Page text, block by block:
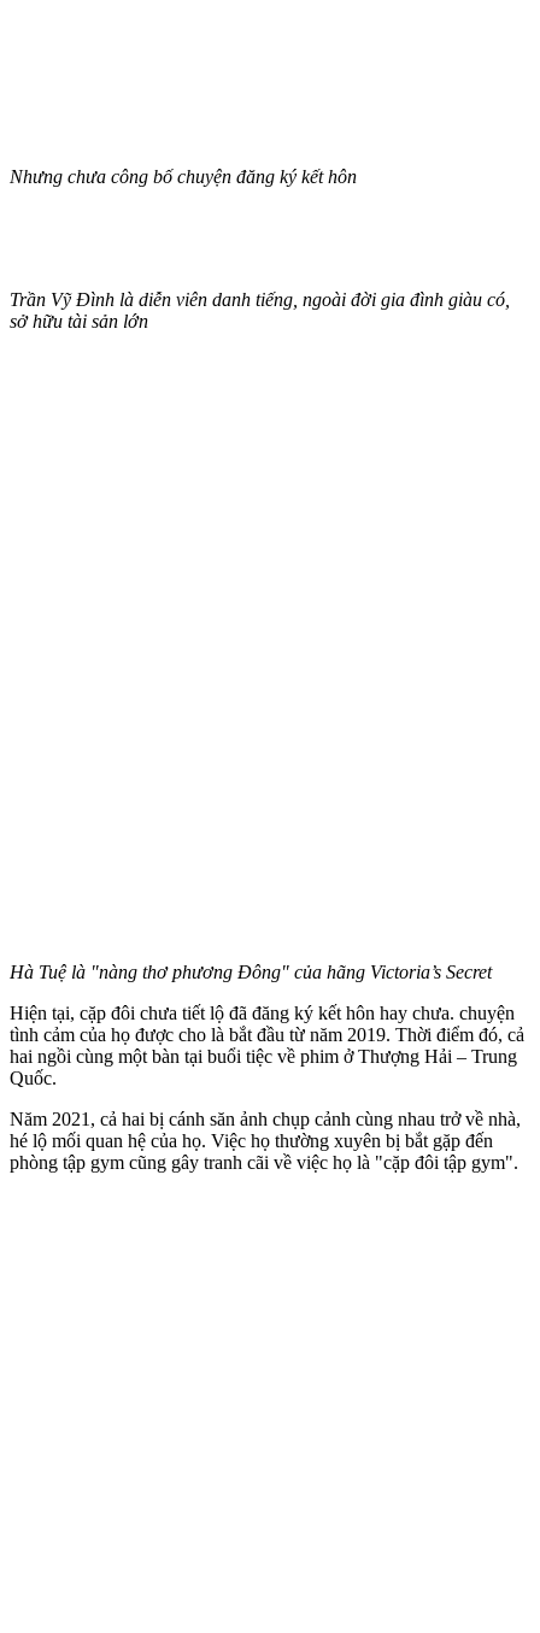
Nhưng chưa công bố chuyện đăng ký kết hôn
Trần Vỹ Đình là diễn viên danh tiếng, ngoài đời gia đình giàu có,
sở hữu tài sản lớn
Hà Tuệ là "nàng thơ phương Đông" của hãng Victoria’s Secret
Hiện tại, cặp đôi chưa tiết lộ đã đăng ký kết hôn hay chưa. chu‌yện
tìn‌h cảm của họ được cho là bắt đầu từ năm 2019. Thời điểm đó, cả
hai ngồi cùng một bàn tại buổi tiệc về phim ở Thượng Hải – Trung
Quốc.
Năm 2021, cả hai bị cánh săn ảnh chụp cảnh cùng nhau trở về nhà,
hé lộ mối quan hệ của họ. Việc họ thường xuyên bị bắt gặp đến
phòng tập gym cũng gây tranh cãi về việc họ là "cặp đôi tập gym".